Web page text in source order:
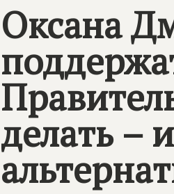
Оксана
делать –